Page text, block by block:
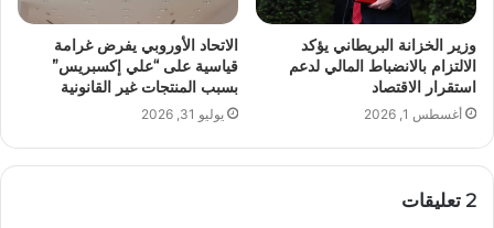
وزير الخزانة البريطاني يؤكد
الالتزام بالانضباط المالي لدعم
استقرار الاقتصاد
أغسطس 1, 2026
الاتحاد الأوروبي يفرض غرامة
قياسية على “علي إكسبريس”
بسبب المنتجات غير القانونية
يوليو 31, 2026
‫2 تعليقات